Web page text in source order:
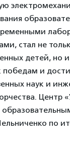
стал не
детей, но
победам и
наук и
Центр
по